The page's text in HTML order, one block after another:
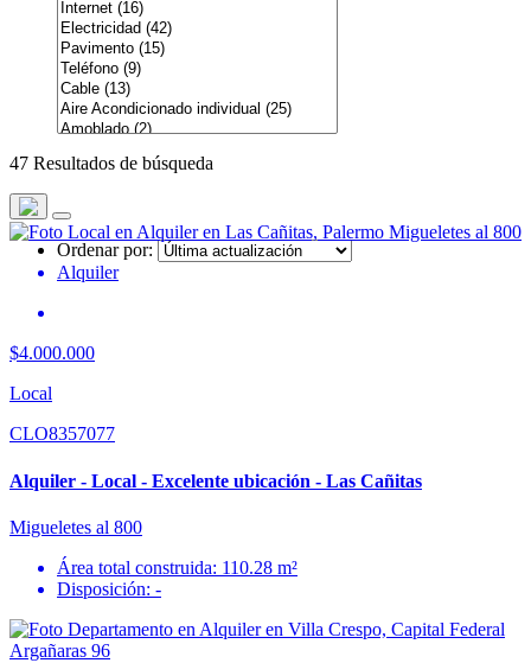
47 Resultados de búsqueda
Ordenar por:
Alquiler
$4.000.000
Local
CLO8357077
Alquiler - Local - Excelente ubicación - Las Cañitas
Migueletes al 800
Área total construida: 110.28 m²
Disposición: -